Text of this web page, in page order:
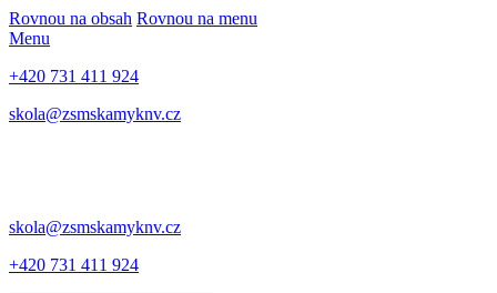
Rovnou na obsah Rovnou na menu
Menu
+420 731 411 924
skola@zsmskamyknv.cz
skola@zsmskamyknv.cz
+420 731 411 924